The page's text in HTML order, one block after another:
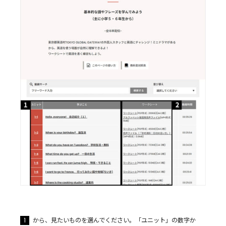
1
から、見たいものを選んでください。「ユニット」の数字か